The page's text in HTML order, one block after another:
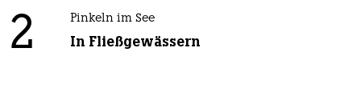
2 Pinkeln im See
In Fließgewässern